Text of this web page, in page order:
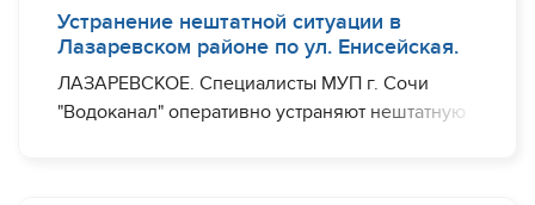
Завершить необходимый комплекс работ
планируется до 14:00.
Устранение нештатной ситуации в
Лазаревском районе по ул. Енисейская.
ЛАЗАРЕВСКОЕ. Специалисты МУП г. Сочи
"Водоканал" оперативно устраняют нештатную